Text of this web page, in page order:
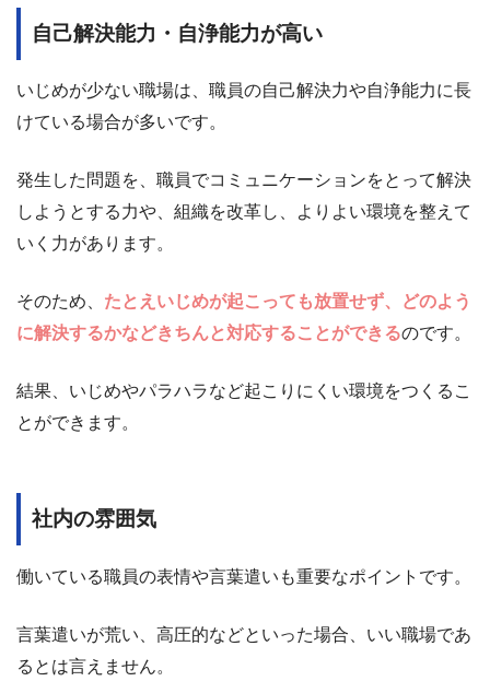
自己解決能力・自浄能力が高い
いじめが少ない職場は、職員の自己解決力や自浄能力に長
けている場合が多いです。
発生した問題を、職員でコミュニケーションをとって解決
しようとする力や、組織を改革し、よりよい環境を整えて
いく力があります。
そのため、 たとえいじめが起こっても放置せず、どのよう
に解決するかなどきちんと対応することができるのです。
結果、いじめやパラハラなど起こりにくい環境をつくるこ
とができます。
社内の雰囲気
働いている職員の表情や言葉遣いも重要なポイントです。
言葉遣いが荒い、高圧的などといった場合、いい職場であ
るとは言えません。